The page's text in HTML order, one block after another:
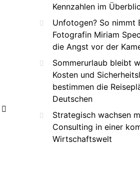
Kennzahlen im
Unfotogen? So nimmt
Fotografin Miriam
die Angst vor der
Sommerurlaub bleibt
Kosten und
bestimmen die
Deutschen
Strategisch wachsen
Consulting in einer
Wirtschaftswelt